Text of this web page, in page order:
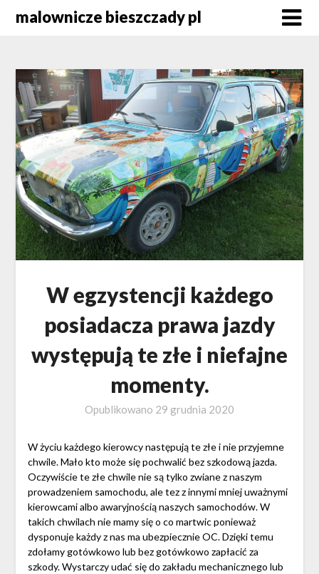
malownicze bieszczady pl
W egzystencji każdego
posiadacza prawa jazdy
występują te złe i niefajne
momenty.
Opublikowano 29 grudnia 2020
W życiu każdego kierowcy następują te złe i nie przyjemne
chwile. Mało kto może się pochwalić bez szkodową jazda.
Oczywiście te złe chwile nie są tylko zwiane z naszym
prowadzeniem samochodu, ale tez z innymi mniej uważnymi
kierowcami albo awaryjnością naszych samochodów. W
takich chwilach nie mamy się o co martwic ponieważ
dysponuje każdy z nas ma ubezpiecznie OC. Dzięki temu
zdołamy gotówkowo lub bez gotówkowo zapłacić za
szkody. Wystarczy udać się do zakładu mechanicznego lub